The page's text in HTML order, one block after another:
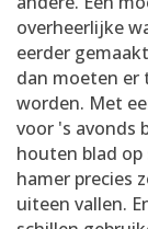
overheerlijke
eerder
dan moeten er
worden. Met
voor 's avonds
houten blad
hamer precies
uiteen vallen.